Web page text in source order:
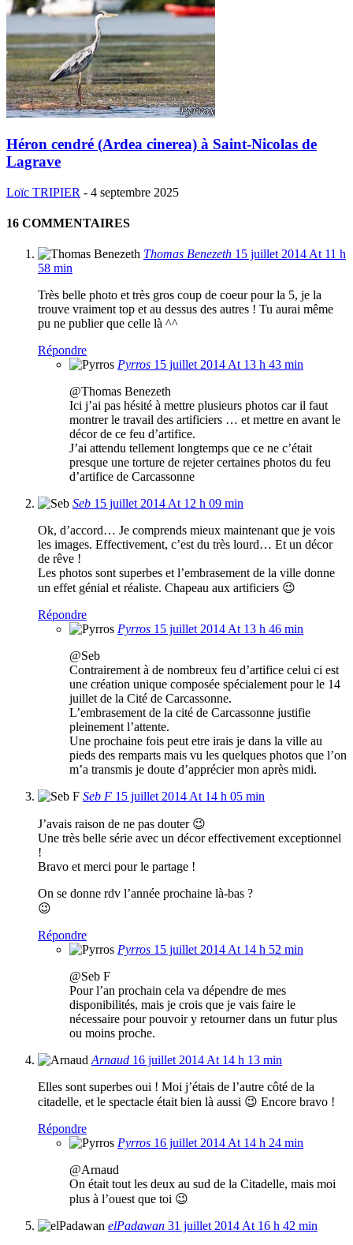
Héron cendré (Ardea cinerea) à Saint-Nicolas de
Lagrave
Loïc TRIPIER - 4 septembre 2025
16 COMMENTAIRES
Thomas Benezeth 15 juillet 2014 At 11 h
58 min
Très belle photo et très gros coup de coeur pour la 5, je la
trouve vraiment top et au dessus des autres ! Tu aurai même
pu ne publier que celle là ^^
Répondre
Pyrros 15 juillet 2014 At 13 h 43 min
@Thomas Benezeth
Ici j’ai pas hésité à mettre plusieurs photos car il faut
montrer le travail des artificiers … et mettre en avant le
décor de ce feu d’artifice.
J’ai attendu tellement longtemps que ce ne c’était
presque une torture de rejeter certaines photos du feu
d’artifice de Carcassonne
Seb 15 juillet 2014 At 12 h 09 min
Ok, d’accord… Je comprends mieux maintenant que je vois
les images. Effectivement, c’est du très lourd… Et un décor
de rêve !
Les photos sont superbes et l’embrasement de la ville donne
un effet génial et réaliste. Chapeau aux artificiers 😉
Répondre
Pyrros 15 juillet 2014 At 13 h 46 min
@Seb
Contrairement à de nombreux feu d’artifice celui ci est
une création unique composée spécialement pour le 14
juillet de la Cité de Carcassonne.
L’embrasement de la cité de Carcassonne justifie
pleinement l’attente.
Une prochaine fois peut etre irais je dans la ville au
pieds des remparts mais vu les quelques photos que l’on
m’a transmis je doute d’apprécier mon après midi.
Seb F 15 juillet 2014 At 14 h 05 min
J’avais raison de ne pas douter 😉
Une très belle série avec un décor effectivement exceptionnel
!
Bravo et merci pour le partage !
On se donne rdv l’année prochaine là-bas ?
😉
Répondre
Pyrros 15 juillet 2014 At 14 h 52 min
@Seb F
Pour l’an prochain cela va dépendre de mes
disponibilités, mais je crois que je vais faire le
nécessaire pour pouvoir y retourner dans un futur plus
ou moins proche.
Arnaud 16 juillet 2014 At 14 h 13 min
Elles sont superbes oui ! Moi j’étais de l’autre côté de la
citadelle, et le spectacle était bien là aussi 😉 Encore bravo !
Répondre
Pyrros 16 juillet 2014 At 14 h 24 min
@Arnaud
On était tout les deux au sud de la Citadelle, mais moi
plus à l’ouest que toi 😉
elPadawan 31 juillet 2014 At 16 h 42 min